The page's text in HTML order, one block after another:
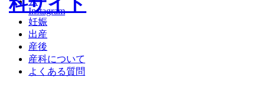
Instagram
妊娠
出産
産後
産科について
よくある質問